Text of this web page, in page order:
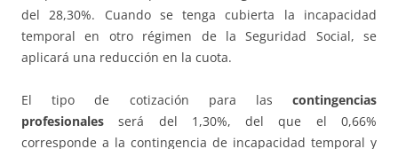
del 28,30%. Cuando se tenga cubierta la incapacidad
temporal en otro régimen de la Seguridad Social, se
aplicará una reducción en la cuota.
El tipo de cotización para las contingencias
profesionales será del 1,30%, del que el 0,66%
corresponde a la contingencia de incapacidad temporal y